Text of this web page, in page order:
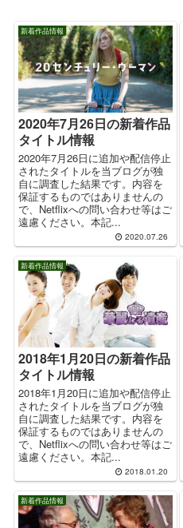
新着作品情報
2020年7月26日の新着作品
タイトル情報
2020年7月26日に追加や配信停止
されたタイトルを当ブログが独
自に調査した結果です。内容を
保証するものではありませんの
で、Netflixへの問い合わせ等はご
遠慮ください。本記...
2020.07.26
新着作品情報
2018年1月20日の新着作品
タイトル情報
2018年1月20日に追加や配信停止
されたタイトルを当ブログが独
自に調査した結果です。内容を
保証するものではありませんの
で、Netflixへの問い合わせ等はご
遠慮ください。本記...
2018.01.20
新着作品情報